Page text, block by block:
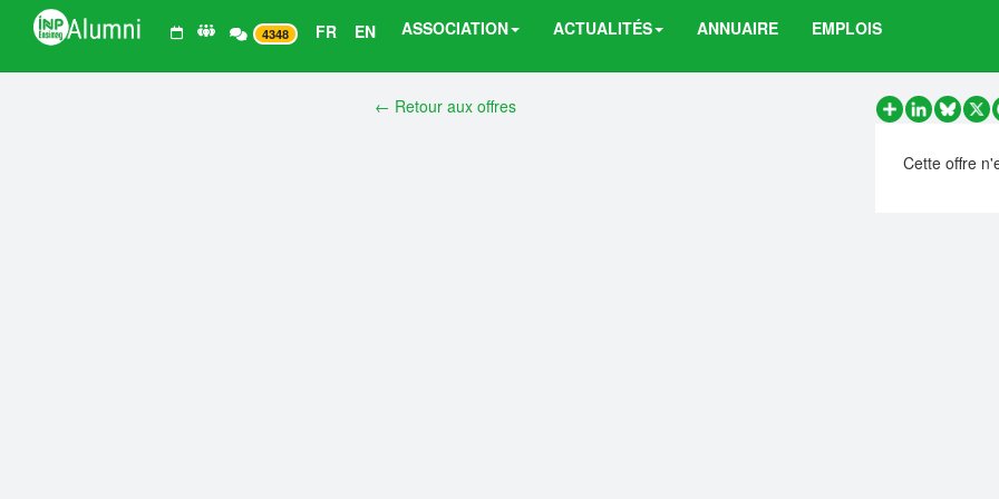
4348 FR EN ASSOCIATION ACTUALITÉS ANNUAIRE EMPLOIS
← Retour aux offres
PartagerLinkedInX
Cette offre